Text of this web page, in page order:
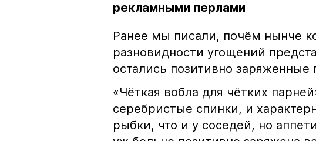
рекламными перлами
Ранее мы писали, почём нынче
разновидности угощений
остались позитивно заряженные
«Чёткая вобла для чётких
серебристые спинки, и
рыбки, что и у соседей, но